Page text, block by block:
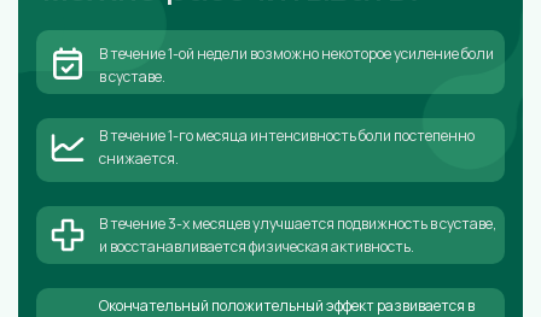
В течение 1-ой недели возможно некоторое усиление боли
в суставе.
В течение 1-го месяца интенсивность боли постепенно
снижается.
В течение 3-х месяцев улучшается подвижность в суставе,
и восстанавливается физическая активность.
Окончательный положительный эффект развивается в